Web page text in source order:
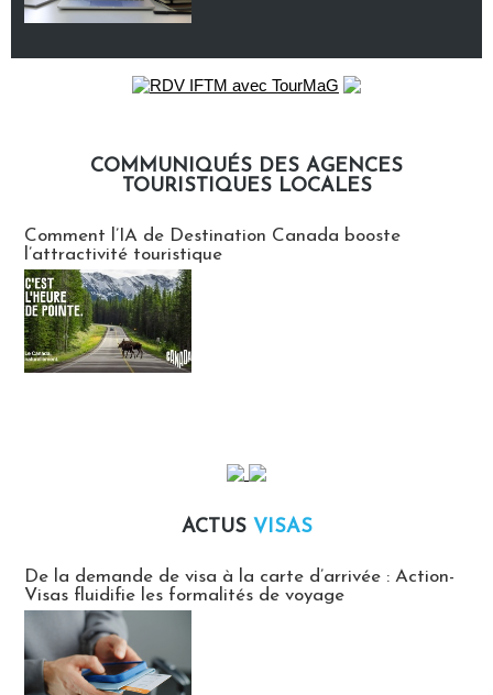
COMMUNIQUÉS DES AGENCES
TOURISTIQUES LOCALES
Comment l’IA de Destination Canada booste
l’attractivité touristique
ACTUS VISAS
De la demande de visa à la carte d’arrivée : Action-
Visas fluidifie les formalités de voyage